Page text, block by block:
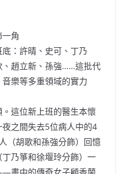
角
：許晴、史可、丁乃
、趙立新、孫強……這批代
樂等多重領域的實力
這位新上班的醫生本懷
之間失去5位病人中的4
（胡歌和孫強分飾）回憶
乃箏和徐堰玲分飾）一